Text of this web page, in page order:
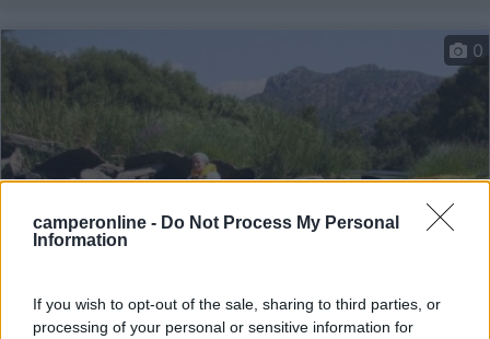
camperonline - Do Not Process My Personal
Information
If you wish to opt-out of the sale, sharing to third parties, or
processing of your personal or sensitive information for
Campeggio
0